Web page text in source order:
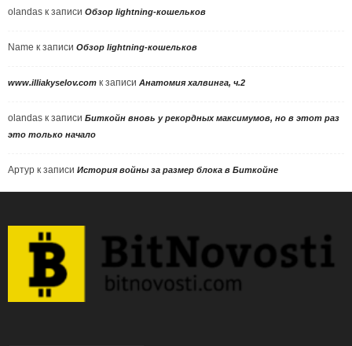
olandas к записи Обзор lightning-кошельков
Name к записи Обзор lightning-кошельков
www.illiakyselov.com к записи Анатомия халвинга, ч.2
olandas к записи Биткойн вновь у рекордных максимумов, но в этот раз
это только начало
Артур к записи История войны за размер блока в Биткойне